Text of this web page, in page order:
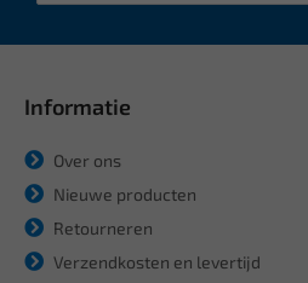
Informatie
Over ons
Nieuwe producten
Retourneren
Verzendkosten en levertijd